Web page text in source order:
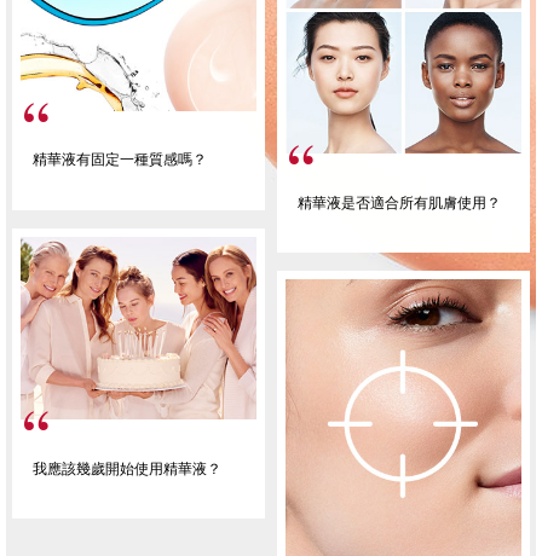
精華液有固定一種質感嗎？
我應該幾歲開始使用精華液？
精華液是否適合所有肌膚使用？